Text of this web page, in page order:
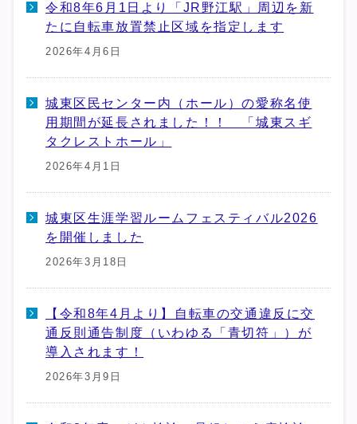
令和8年6月1日より「JR野江駅」周辺を新
たに自転車放置禁止区域を指定します
2026年4月6日
城東区民センター内（ホール）の愛称名使
用期間が延長されました！！ 「城東スギ
タクレストホール」
2026年4月1日
城東区生涯学習ルームフェスティバル2026
を開催しました
2026年3月18日
【令和8年4月より】自転車の交通違反に交
通反則通告制度（いわゆる「青切符」）が
導入されます！
2026年3月9日